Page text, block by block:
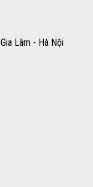
Lâm - Hà Nội